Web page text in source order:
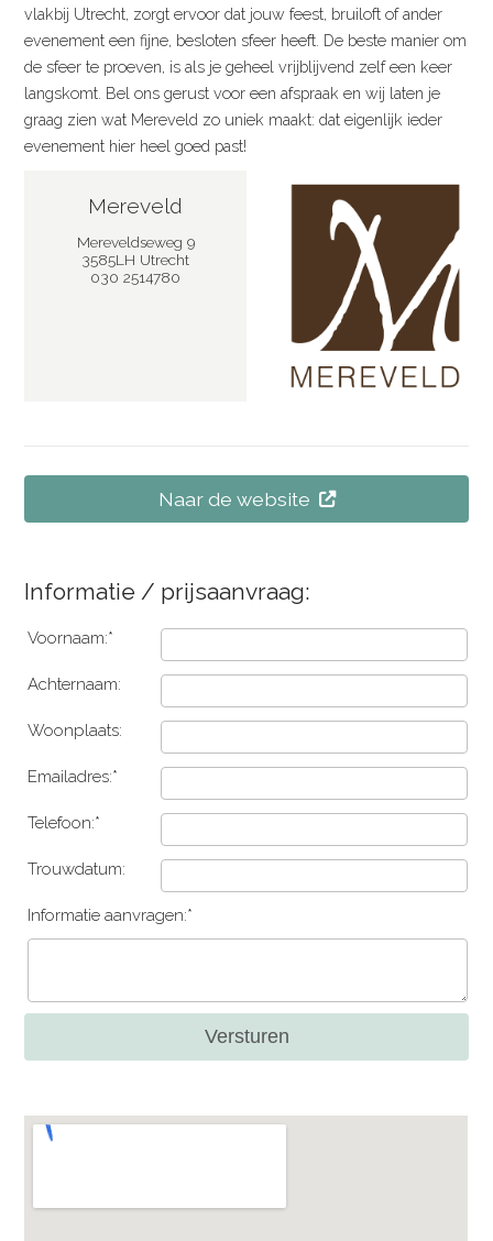
vlakbij Utrecht, zorgt ervoor dat jouw feest, bruiloft of ander
evenement een fijne, besloten sfeer heeft. De beste manier om
de sfeer te proeven, is als je geheel vrijblijvend zelf een keer
langskomt. Bel ons gerust voor een afspraak en wij laten je
graag zien wat Mereveld zo uniek maakt: dat eigenlijk ieder
evenement hier heel goed past!
Mereveld
Mereveldseweg 9
3585LH Utrecht
030 2514780
Naar de website
Informatie / prijsaanvraag:
Voornaam:*
Achternaam:
Woonplaats:
Emailadres:*
Telefoon:*
Trouwdatum:
Informatie aanvragen:*